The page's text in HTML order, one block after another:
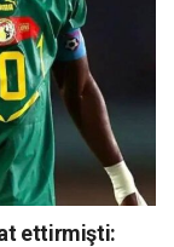
ettirmişti: